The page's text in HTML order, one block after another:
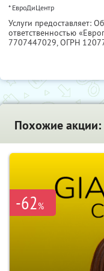
* ЕвроДиЦентр
Услуги предоставляет:
ответственностью
7707447029, ОГРН
Похожие акции:
-62%